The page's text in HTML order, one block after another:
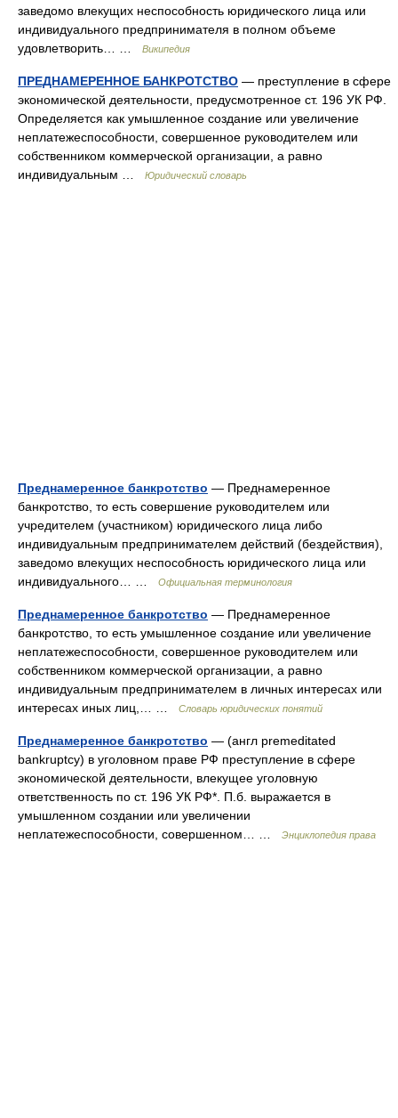
заведомо влекущих неспособность юридического лица или
индивидуального предпринимателя в полном объеме
удовлетворить… …
Википедия
ПРЕДНАМЕРЕННОЕ БАНКРОТСТВО — преступление в сфере
экономической деятельности, предусмотренное ст. 196 УК РФ.
Определяется как умышленное создание или увеличение
неплатежеспособности, совершенное руководителем или
собственником коммерческой организации, а равно
индивидуальным …
Юридический словарь
Преднамеренное банкротство — Преднамеренное
банкротство, то есть совершение руководителем или
учредителем (участником) юридического лица либо
индивидуальным предпринимателем действий (бездействия),
заведомо влекущих неспособность юридического лица или
индивидуального… …
Официальная терминология
Преднамеренное банкротство — Преднамеренное
банкротство, то есть умышленное создание или увеличение
неплатежеспособности, совершенное руководителем или
собственником коммерческой организации, а равно
индивидуальным предпринимателем в личных интересах или
интересах иных лиц,… …
Словарь юридических понятий
Преднамеренное банкротство — (англ premeditated
bankruptcy) в уголовном праве РФ преступление в сфере
экономической деятельности, влекущее уголовную
ответственность по ст. 196 УК РФ*. П.б. выражается в
умышленном создании или увеличении
неплатежеспособности, совершенном… …
Энциклопедия права